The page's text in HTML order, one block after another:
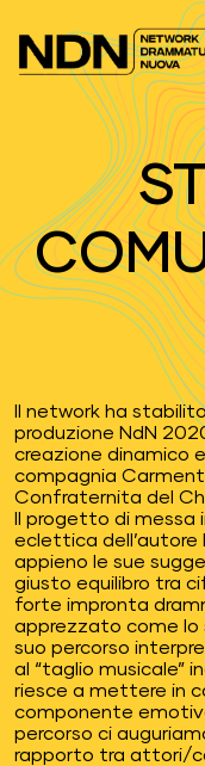
Navigazione
Il network ha
produzione NdN
creazione dinamico
compagnia
Confraternita del
Il progetto di messa
eclettica dell’autore
appieno le sue
giusto equilibro tra
forte impronta
apprezzato come lo
suo percorso
al “taglio musicale”
riesce a mettere in
componente
percorso ci
rapporto tra attori/